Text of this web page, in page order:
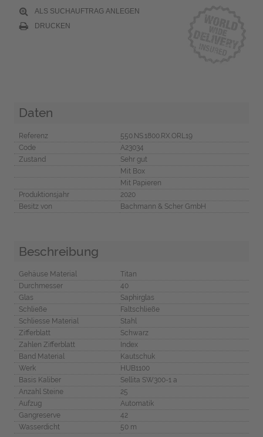
ALS SUCHAUFTRAG ANLEGEN
DRUCKEN
Daten
Referenz
550.NS.1800.RX.ORL19
Code
A23034
Zustand
Sehr gut
Mit Box
Mit Papieren
Produktionsjahr
2020
Besitz von
Bachmann & Scher GmbH
Beschreibung
Gehäuse Material
Titan
Durchmesser
40
Glas
Saphirglas
Schließe
Faltschließe
Schliesse Material
Stahl
Zifferblatt
Schwarz
Zahlen Zifferblatt
Index
Band Material
Kautschuk
Werk
HUB1100
Basis Kaliber
Sellita SW300-1 a
Anzahl Steine
25
Aufzug
Automatik
Gangreserve
42
Wasserdicht
50 m